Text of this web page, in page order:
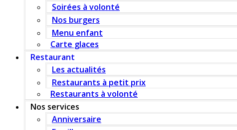
Soirées à volonté
Nos burgers
Menu enfant
Carte glaces
Restaurant
Les actualités
Restaurants à petit prix
Restaurants à volonté
Nos services
Anniversaire